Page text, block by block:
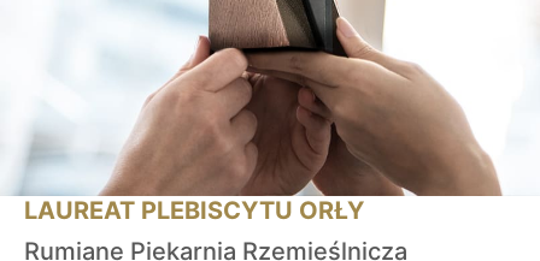
LAUREAT PLEBISCYTU ORŁY
Rumiane Piekarnia Rzemieślnicza